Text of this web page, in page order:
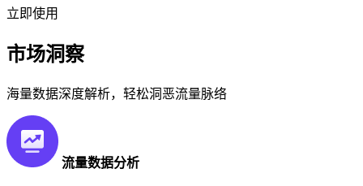
立即使用
市场洞察
海量数据深度解析，轻松洞恶流量脉络
流量数据分析